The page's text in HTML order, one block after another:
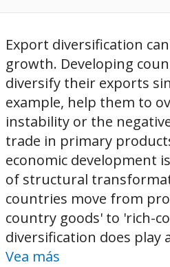
Export diversification
growth. Developing
diversify their exports
example, help them to
instability or the
trade in primary
economic development
of structural
countries move from
country goods' to 'rich-
diversification does play
Vea más